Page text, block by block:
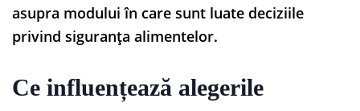
asupra modului în care sunt luate deciziile
privind siguranța alimentelor.
Ce influențează alegerile